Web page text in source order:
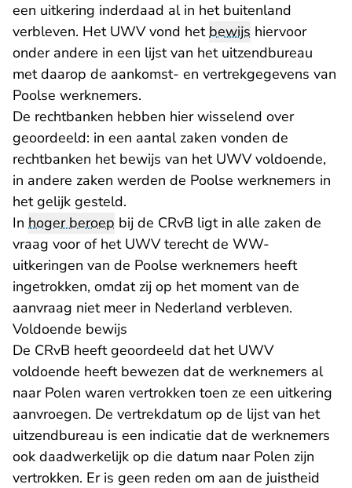
een uitkering inderdaad al in het buitenland
verbleven. Het UWV vond hetbewijs hiervoor
onder andere in een lijst van het uitzendbureau
met daarop de aankomst- en vertrekgegevens van
Poolse werknemers.
De rechtbanken hebben hier wisselend over
geoordeeld: in een aantal zaken vonden de
rechtbanken het bewijs van het UWV voldoende,
in andere zaken werden de Poolse werknemers in
het gelijk gesteld.
In hoger beroep bij de CRvB ligt in alle zaken de
vraag voor of het UWV terecht de WW-
uitkeringen van de Poolse werknemers heeft
ingetrokken, omdat zij op het moment van de
aanvraag niet meer in Nederland verbleven.
Voldoende bewijs
De CRvB heeft geoordeeld dat het UWV
voldoende heeft bewezen dat de werknemers al
naar Polen waren vertrokken toen ze een uitkering
aanvroegen. De vertrekdatum op de lijst van het
uitzendbureau is een indicatie dat de werknemers
ook daadwerkelijk op die datum naar Polen zijn
vertrokken. Er is geen reden om aan de juistheid